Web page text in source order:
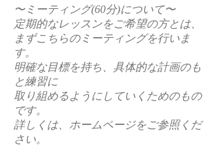
〜ミーティング(60分)について〜
定期的なレッスンをご希望の方とは、
まずこちらのミーティングを行いま
す。
明確な目標を持ち、具体的な計画のも
と練習に
取り組めるようにしていくためのもの
です。
詳しくは、ホームページをご参照くだ
さい。